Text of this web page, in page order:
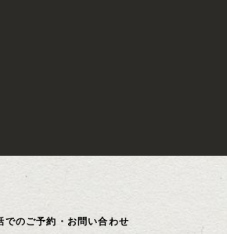
でのご予約・お問い合わせ